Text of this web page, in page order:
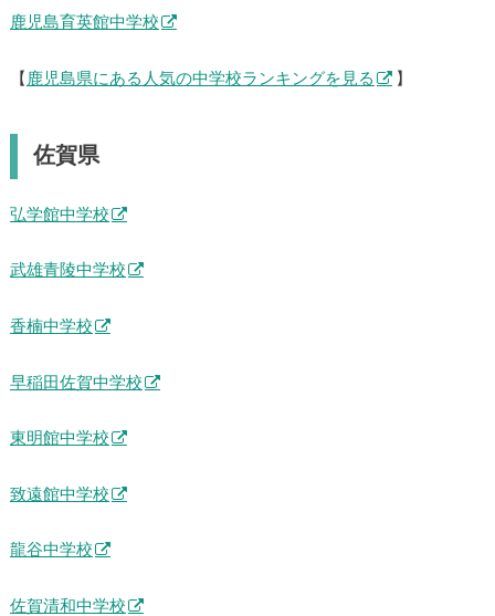
鹿児島育英館中学校
【 鹿児島県にある人気の中学校ランキングを見る 】
佐賀県
弘学館中学校
武雄青陵中学校
香楠中学校
早稲田佐賀中学校
東明館中学校
致遠館中学校
龍谷中学校
佐賀清和中学校